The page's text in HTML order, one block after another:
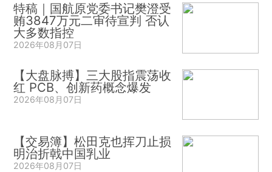
特稿｜国航原党委书记樊澄受
贿3847万元二审待宣判 否认
大多数指控
2026年08月07日
【大盘脉搏】三大股指震荡收
红 PCB、创新药概念爆发
2026年08月07日
【交易簿】松田克也挥刀止损
明治折戟中国乳业
2026年08月07日